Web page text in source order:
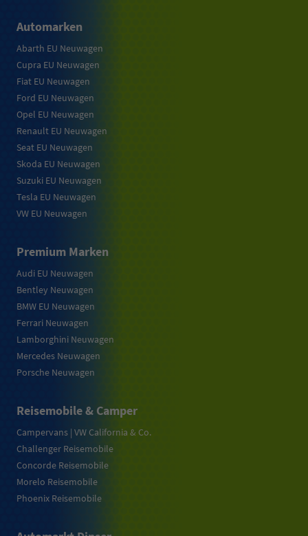
Automarken
Abarth EU Neuwagen
Cupra EU Neuwagen
Fiat EU Neuwagen
Ford EU Neuwagen
Opel EU Neuwagen
Renault EU Neuwagen
Seat EU Neuwagen
Skoda EU Neuwagen
Suzuki EU Neuwagen
Tesla EU Neuwagen
VW EU Neuwagen
Premium Marken
Audi EU Neuwagen
Bentley Neuwagen
BMW EU Neuwagen
Ferrari Neuwagen
Lamborghini Neuwagen
Mercedes Neuwagen
Porsche Neuwagen
Reisemobile & Camper
Campervans | VW California & Co.
Challenger Reisemobile
Concorde Reisemobile
Morelo Reisemobile
Phoenix Reisemobile